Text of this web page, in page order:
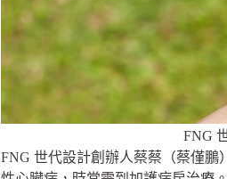
FNG
FNG 世代設計創辦人蔡蔡（蔡僅鵬